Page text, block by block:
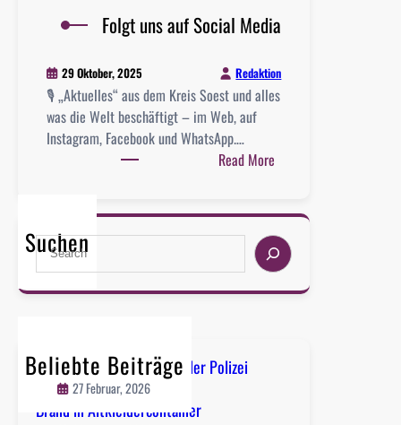
Folgt uns auf Social Media
29 Oktober, 2025 Redaktion
🎙 „Aktuelles“ aus dem Kreis Soest und alles
was die Welt beschäftigt – im Web, auf
Instagram, Facebook und WhatsApp.…
Read More
l
g
t
u
Suchen
S
e
a
Beliebte Beiträge
Lippstadt-Süd: Flucht vor der Polizei
27 Februar, 2026
Brand in Altkleidercontainer